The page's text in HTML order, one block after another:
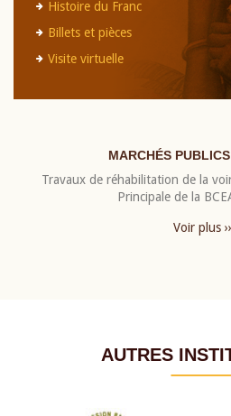
Histoire du Franc
Billets et pièces
Visite virtuelle
MARCHÉS
Travaux de réhabilitation de la
Principale de la
Voir plus ››
AUTRES